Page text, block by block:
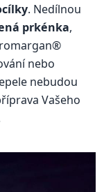
. Nedílnou
prkénka,
nebo
nebudou
Vašeho